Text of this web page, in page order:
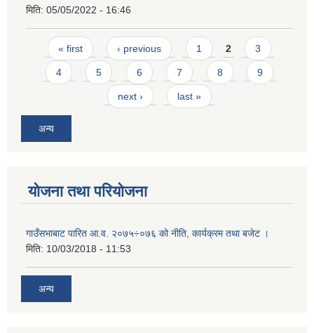
मिति: 05/05/2022 - 16:46
Pages
« first ‹ previous 1 2 3
4 5 6 7 8 9
next › last »
अन्य
योजना तथा परियोजना
गाउँसभाबाट पारित आ.व. २०७५÷०७६ को नीति, कार्यक्रम तथा बजेट ।
मिति: 10/03/2018 - 11:53
अन्य